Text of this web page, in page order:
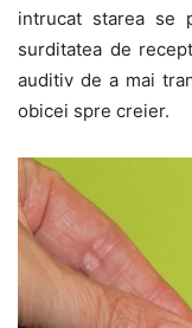
intrucat starea se
surditatea de
auditiv de a mai
obicei spre creier.